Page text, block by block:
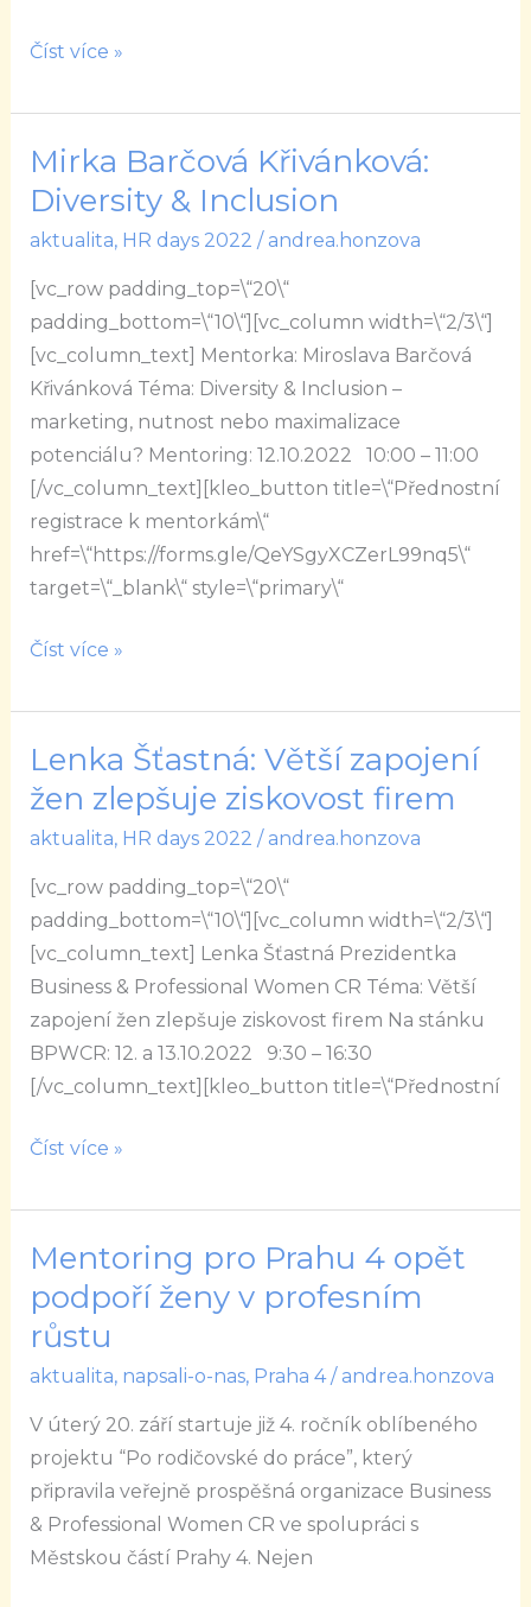
Číst více »
Mirka Barčová Křivánková:
Diversity & Inclusion
aktualita, HR days 2022 / andrea.honzova
[vc_row padding_top=\“20\“
padding_bottom=\“10\“][vc_column width=\“2/3\“]
[vc_column_text] Mentorka: Miroslava Barčová
Křivánková Téma: Diversity & Inclusion –
marketing, nutnost nebo maximalizace
potenciálu? Mentoring: 12.10.2022 10:00 – 11:00
[/vc_column_text][kleo_button title=\“Přednostní
registrace k mentorkám\“
href=\“https://forms.gle/QeYSgyXCZerL99nq5\“
target=\“_blank\“ style=\“primary\“
Mirka
Barčová
&
Inclusion
Číst více »
Lenka Šťastná: Větší zapojení
žen zlepšuje ziskovost firem
aktualita, HR days 2022 / andrea.honzova
[vc_row padding_top=\“20\“
padding_bottom=\“10\“][vc_column width=\“2/3\“]
[vc_column_text] Lenka Šťastná Prezidentka
Business & Professional Women CR Téma: Větší
zapojení žen zlepšuje ziskovost firem Na stánku
BPWCR: 12. a 13.10.2022 9:30 – 16:30
[/vc_column_text][kleo_button title=\“Přednostní
Lenka
Šťastná:
žen
zlepšuje
ziskovost
firem
Číst více »
Mentoring pro Prahu 4 opět
podpoří ženy v profesním
růstu
aktualita, napsali-o-nas, Praha 4/ andrea.honzova
V úterý 20. září startuje již 4. ročník oblíbeného
projektu “Po rodičovské do práce”, který
připravila veřejně prospěšná organizace Business
& Professional Women CR ve spolupráci s
Městskou částí Prahy 4. Nejen
Mentoring
pro
Prahu
4
opět
podpoří
ženy
v
profesním
růstu